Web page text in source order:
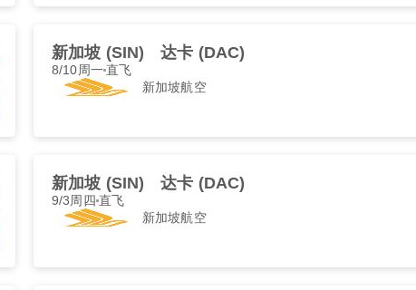
新加坡 (SIN) 达卡 (DAC)
8/10周一直飞
新加坡航空
新加坡 (SIN) 达卡 (DAC)
9/3周四 直飞
新加坡航空